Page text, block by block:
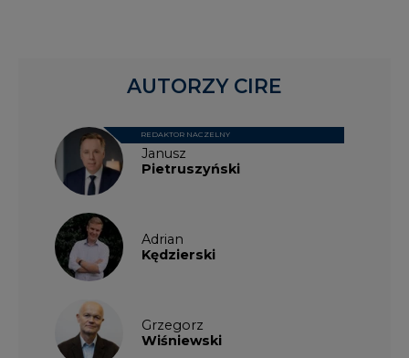
Janusz
Pietruszyński
REDAKTOR NACZELNY
Adrian
Kędzierski
Grzegorz
Wiśniewski
AUTORZY CIRE